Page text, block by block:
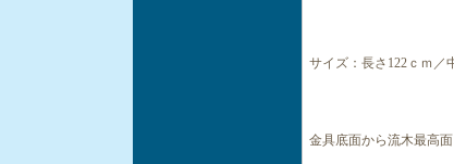
サイズ：長さ122ｃｍ／
金具底面から流木最高